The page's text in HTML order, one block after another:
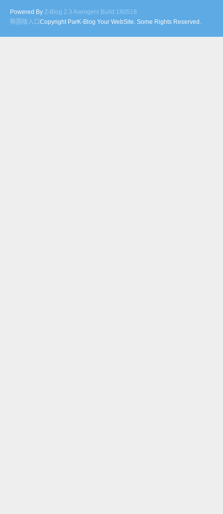
Powered By Z-Blog 2.3 Avengers Build 180518
無圖版入口Copyright ParK-Blog Your WebSite. Some Rights Reserved.